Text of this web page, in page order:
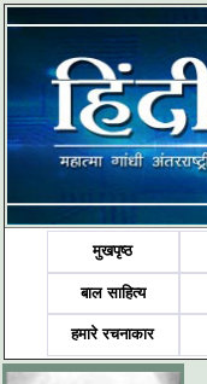
मुखपृष्ठ
बाल साहित्य
हमारे रचनाकार